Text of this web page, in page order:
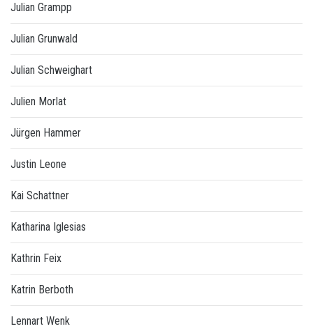
Julian Grampp
Julian Grunwald
Julian Schweighart
Julien Morlat
Jürgen Hammer
Justin Leone
Kai Schattner
Katharina Iglesias
Kathrin Feix
Katrin Berboth
Lennart Wenk